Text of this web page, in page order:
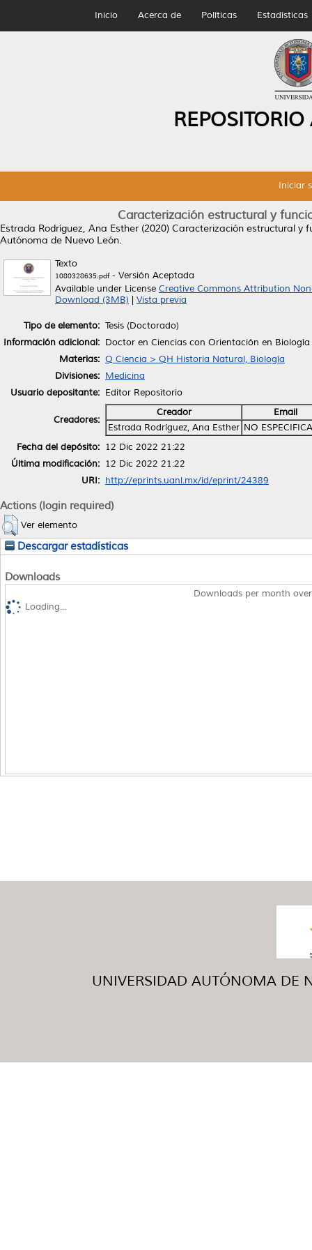
Inicio Acerca de Políticas Estadísticas
Iniciar
Caracterización estructural y
Estrada Rodríguez, Ana Esther (2020) Caracterización estructural y
Autónoma de Nuevo León.
Texto
1080328635.pdf- Versión Aceptada
Available under License Creative Commons Attribution
Download (3MB)
Vista previa
Tipo de elemento: Tesis (Doctorado)
Información adicional: Doctor en Ciencias con Orientación en
Materias: Q Ciencia > QH Historia Natural, Biología
Divisiones: Medicina
Usuario depositante: Editor Repositorio
Creadores:
Creador
Email
Estrada Rodríguez, Ana Esther NO
Fecha del depósito: 12 Dic 2022 21:22
Última modificación: 12 Dic 2022 21:22
URI: http://eprints.uanl.mx/id/eprint/24389
Actions (login required)
Ver elemento
Descargar estadísticas
Downloads
Downloads per month
Loading...
UNIVERSIDAD AUTÓNOMA DE